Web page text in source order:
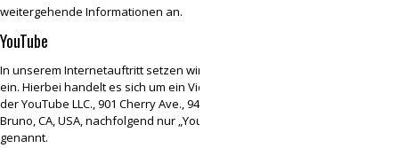
weitergehende Informationen an.
YouTube
In unserem Internetauftritt setzen wir YouTube
ein. Hierbei handelt es sich um ein Videoportal
der YouTube LLC., 901 Cherry Ave., 94066 San
Bruno, CA, USA, nachfolgend nur „YouTube“
genannt.